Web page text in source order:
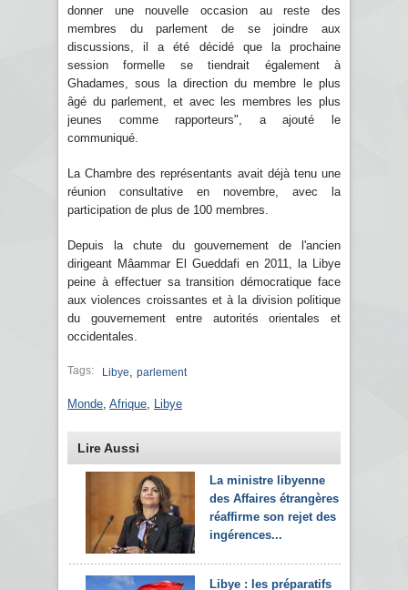
donner une nouvelle occasion au reste des
membres du parlement de se joindre aux
discussions, il a été décidé que la prochaine
session formelle se tiendrait également à
Ghadames, sous la direction du membre le plus
âgé du parlement, et avec les membres les plus
jeunes comme rapporteurs", a ajouté le
communiqué.
La Chambre des représentants avait déjà tenu une
réunion consultative en novembre, avec la
participation de plus de 100 membres.
Depuis la chute du gouvernement de l'ancien
dirigeant Mâammar El Gueddafi en 2011, la Libye
peine à effectuer sa transition démocratique face
aux violences croissantes et à la division politique
du gouvernement entre autorités orientales et
occidentales.
Tags: Libye parlement
Monde Afrique Libye
Lire Aussi
La ministre libyenne
des Affaires étrangères
réaffirme son rejet des
ingérences...
Libye : les préparatifs